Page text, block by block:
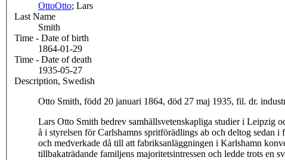
OttoOtto; Lars
Last Name
Smith
Time - Date of birth
1864-01-29
Time - Date of death
1935-05-27
Description, Swedish
Otto Smith, född 20 januari 1864, död 27 maj 1935, fil. dr.
Lars Otto Smith bedrev samhällsvetenskapliga studier i Leipzig
å i styrelsen för Carlshamns spritförädlings ab och deltog sedan
och medverkade då till att fabriksanläggningen i Karlshamn
tillbakaträdande familjens majoritetsintressen och ledde trots en